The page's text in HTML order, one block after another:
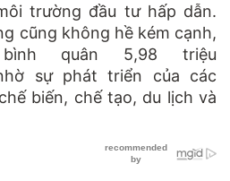
trường đầu tư hấp dẫn.
cũng không hề kém cạnh,
quân 5,98 triệu
sự phát triển của các
biến, chế tạo, du lịch và